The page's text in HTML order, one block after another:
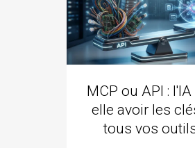
MCP ou API :
elle avoir les
tous vos